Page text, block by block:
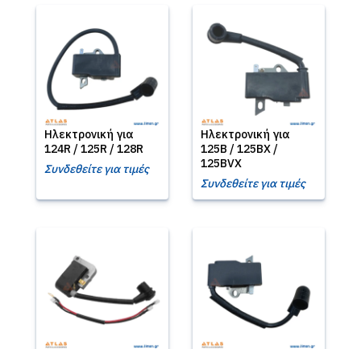
Ηλεκτρονική για
124R / 125R / 128R
Συνδεθείτε για τιμές
Ηλεκτρονική για
125B / 125BX /
125BVX
Συνδεθείτε για τιμές